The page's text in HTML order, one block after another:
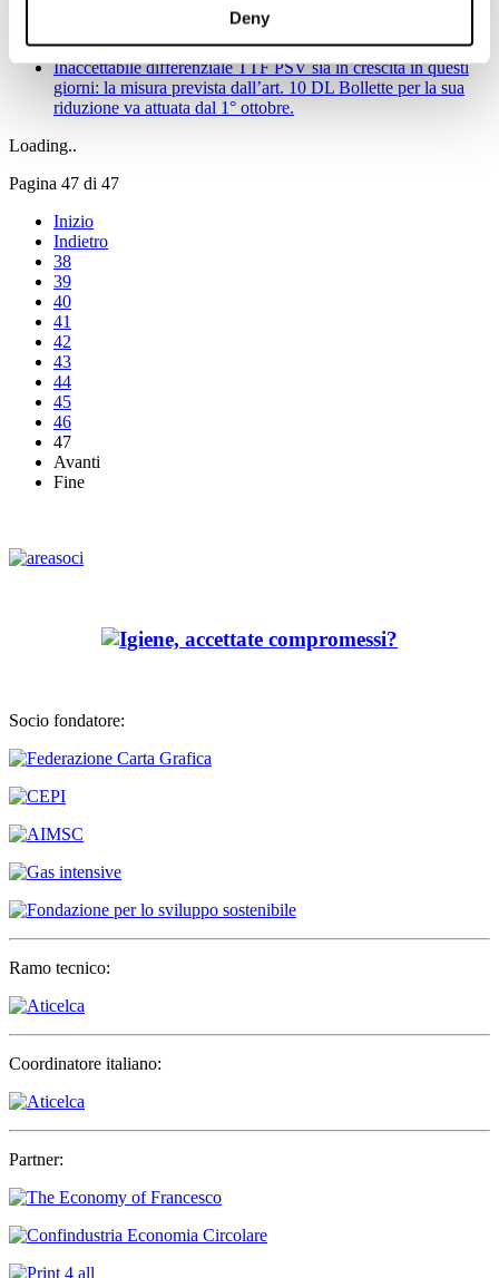
Deny
Inaccettabile differenziale TTF PSV sia in crescita in questi
giorni: la misura prevista dall’art. 10 DL Bollette per la sua
riduzione va attuata dal 1° ottobre.
Loading..
Pagina 47 di 47
Inizio
Indietro
38
39
40
41
42
43
44
45
46
47
Avanti
Fine
Socio fondatore:
Ramo tecnico:
Coordinatore italiano:
Partner: